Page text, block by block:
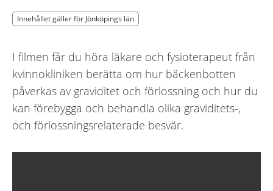
Innehållet gäller för Jönköpings län
Innehållet gäller för Jönköpings län
I filmen får du höra läkare och fysioterapeut från
kvinnokliniken berätta om hur bäckenbotten
påverkas av graviditet och förlossning och hur du
kan förebygga och behandla olika graviditets-,
och förlossningsrelaterade besvär.